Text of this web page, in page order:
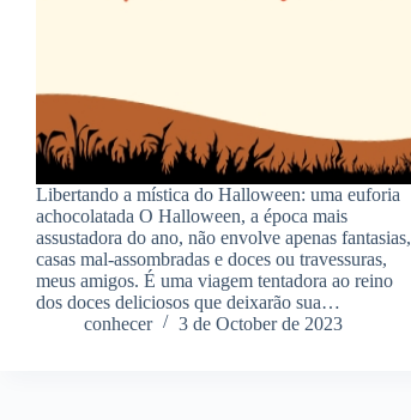
Libertando a mística do Halloween: uma euforia
achocolatada O Halloween, a época mais
assustadora do ano, não envolve apenas fantasias,
casas mal-assombradas e doces ou travessuras,
meus amigos. É uma viagem tentadora ao reino
dos doces deliciosos que deixarão sua…
conhecer
3 de October de 2023